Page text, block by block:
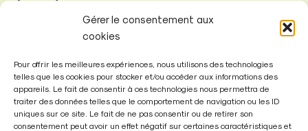
Gérer le consentement aux
cookies
Pour offrir les meilleures expériences, nous utilisons des technologies
telles que les cookies pour stocker et/ou accéder aux informations des
appareils. Le fait de consentir à ces technologies nous permettra de
traiter des données telles que le comportement de navigation ou les ID
uniques sur ce site. Le fait de ne pas consentir ou de retirer son
consentement peut avoir un effet négatif sur certaines caractéristiques et
Mairie de
Fontenay-Trésigny